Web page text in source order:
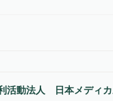
活動法人 日本メディ